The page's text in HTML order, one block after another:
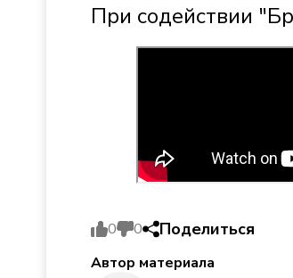
При содействии
0 0 Поделиться
Автор материала